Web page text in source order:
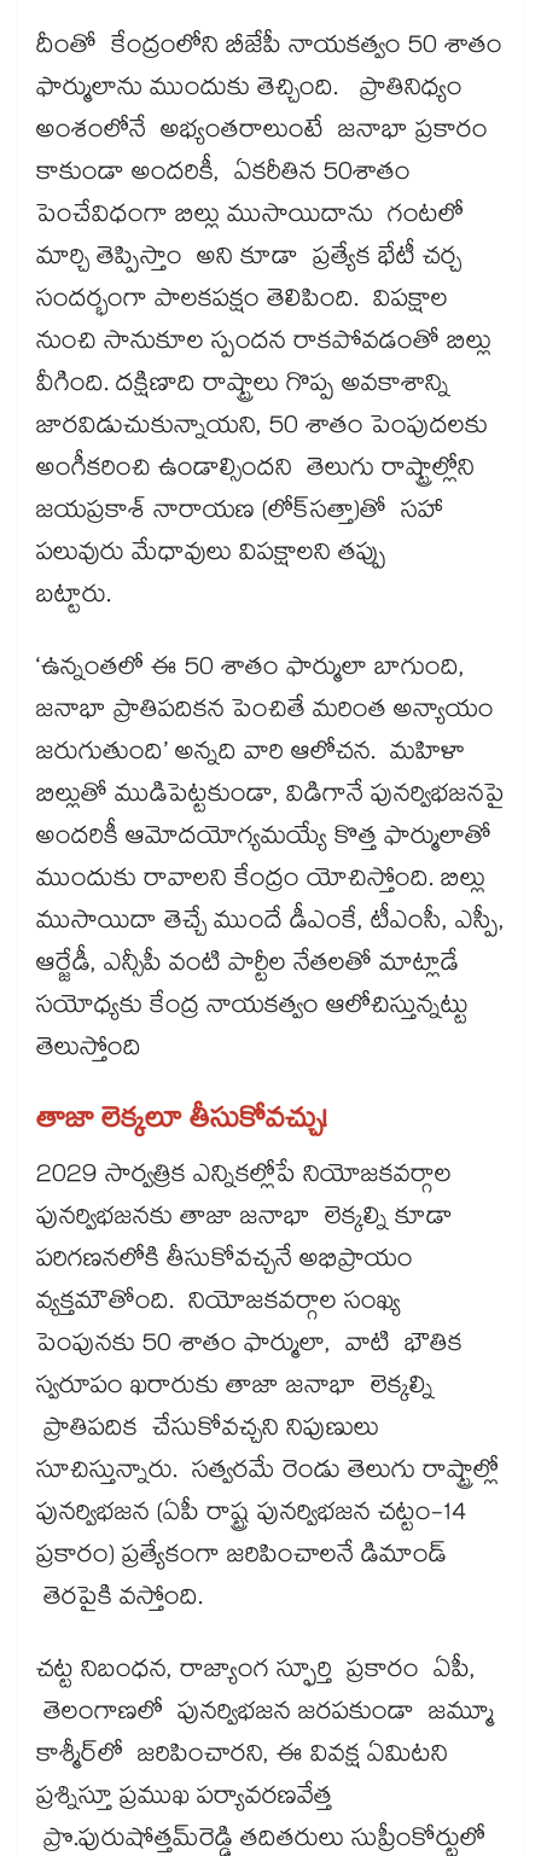
దీంతో కేంద్రంలోని బీజేపీ నాయకత్వం 50 శాతం
ఫార్ములాను ముందుకు తెచ్చింది. ప్రాతినిధ్యం
అంశంలోనే అభ్యంతరాలుంటే జనాభా ప్రకారం
కాకుండా అందరికీ, ఏకరీతిన 50శాతం
పెంచేవిధంగా బిల్లు ముసాయిదాను గంటలో
మార్చి తెప్పిస్తాం అని కూడా ప్రత్యేక భేటీ చర్చ
సందర్భంగా పాలకపక్షం తెలిపింది. విపక్షాల
నుంచి సానుకూల స్పందన రాకపోవడంతో బిల్లు
వీగింది. దక్షిణాది రాష్ట్రాలు గొప్ప అవకాశాన్ని
జారవిడుచుకున్నాయని, 50 శాతం పెంపుదలకు
అంగీకరించి ఉండాల్సిందని తెలుగు రాష్ట్రాల్లోని
జయప్రకాశ్ నారాయణ (లోక్‌‌సత్తా)తో సహా
పలువురు మేధావులు విపక్షాలని తప్పు
బట్టారు.
‘ఉన్నంతలో ఈ 50 శాతం ఫార్ములా బాగుంది,
జనాభా ప్రాతిపదికన పెంచితే మరింత అన్యాయం
జరుగుతుంది’ అన్నది వారి ఆలోచన. మహిళా
బిల్లుతో ముడిపెట్టకుండా, విడిగానే పునర్విభజనపై
అందరికీ ఆమోదయోగ్యమయ్యే కొత్త ఫార్ములాతో
ముందుకు రావాలని కేంద్రం యోచిస్తోంది. బిల్లు
ముసాయిదా తెచ్చే ముందే డీఎంకే, టీఎంసీ, ఎస్పీ,
ఆర్జేడీ, ఎన్సీపీ వంటి పార్టీల నేతలతో మాట్లాడే
సయోధ్యకు కేంద్ర నాయకత్వం ఆలోచిస్తున్నట్టు
తెలుస్తోంది
తాజా లెక్కలూ తీసుకోవచ్చు!
2029 సార్వత్రిక ఎన్నికల్లోపే నియోజకవర్గాల
పునర్విభజనకు తాజా జనాభా లెక్కల్ని కూడా
పరిగణనలోకి తీసుకోవచ్చనే అభిప్రాయం
వ్యక్తమౌతోంది. నియోజకవర్గాల సంఖ్య
పెంపునకు 50 శాతం ఫార్ములా, వాటి భౌతిక
స్వరూపం ఖరారుకు తాజా జనాభా లెక్కల్ని
ప్రాతిపదిక చేసుకోవచ్చని నిపుణులు
సూచిస్తున్నారు. సత్వరమే రెండు తెలుగు రాష్ట్రాల్లో
పునర్విభజన (ఏపీ రాష్ట్ర పునర్విభజన చట్టం-14
ప్రకారం) ప్రత్యేకంగా జరిపించాలనే డిమాండ్
తెరపైకి వస్తోంది.
చట్ట నిబంధన, రాజ్యాంగ స్ఫూర్తి ప్రకారం ఏపీ,
తెలంగాణలో పునర్విభజన జరపకుండా జమ్మూ
కాశ్మీర్‌‌లో జరిపించారని, ఈ వివక్ష ఏమిటని
ప్రశ్నిస్తూ ప్రముఖ పర్యావరణవేత్త
ప్రొ.పురుషోత్తమ్‌‌రెడ్డి తదితరులు సుప్రీంకోర్టులో